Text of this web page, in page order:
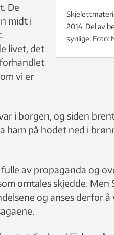
2014. Del av
synlige. Foto:
De
midt i
livet, det
vi er
i borgen, og siden
ham på hodet ned i
av propaganda og
omtales skjedde. Men
og anses derfor